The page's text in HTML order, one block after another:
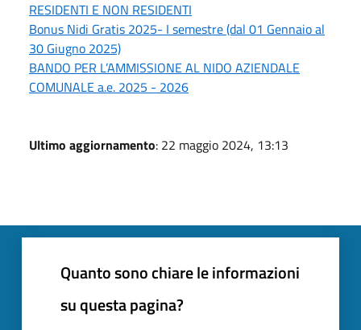
RESIDENTI E NON RESIDENTI
Bonus Nidi Gratis 2025- I semestre (dal 01 Gennaio al
30 Giugno 2025)
BANDO PER L’AMMISSIONE AL NIDO AZIENDALE
COMUNALE a.e. 2025 - 2026
Ultimo aggiornamento: 22 maggio 2024, 13:13
Quanto sono chiare le informazioni
su questa pagina?